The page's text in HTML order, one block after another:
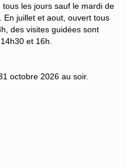
les jours sauf le mardi de
juillet et aout, ouvert tous
des visites guidées sont
et 16h.
octobre 2026 au soir.